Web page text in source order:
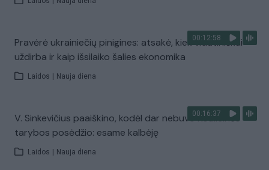
00:12:58
Pravėrė ukrainiečių pinigines: atsakė, kiek vidutiniškai
uždirba ir kaip išsilaiko šalies ekonomika
Laidos Nauja diena
00:16:37
V. Sinkevičius paaiškino, kodėl dar nebuvo Koalicinės
tarybos posėdžio: esame kalbėję
Laidos Nauja diena